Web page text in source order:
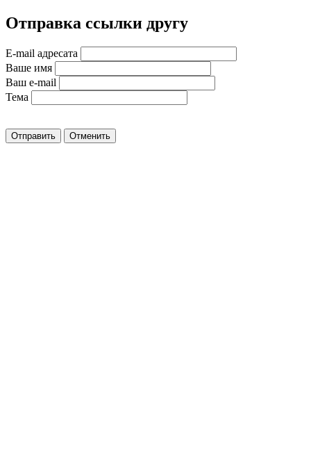
Отправка ссылки другу
E-mail адресата
Ваше имя
Ваш e-mail
Тема
Отправить Отменить